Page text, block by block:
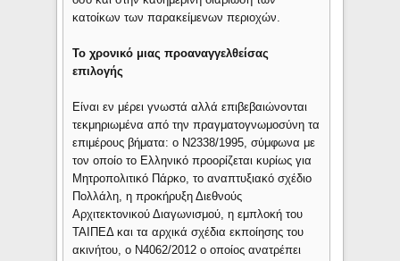
κατοίκων των παρακείμενων περιοχών.
Το χρονικό μιας προαναγγελθείσας
επιλογής
Είναι εν μέρει γνωστά αλλά επιβεβαιώνονται
τεκμηριωμένα από την πραγματογνωμοσύνη τα
επιμέρους βήματα: ο Ν2338/1995, σύμφωνα με
τον οποίο το Ελληνικό προορίζεται κυρίως για
Μητροπολιτικό Πάρκο, το αναπτυξιακό σχέδιο
Πολλάλη, η προκήρυξη Διεθνούς
Αρχιτεκτονικού Διαγωνισμού, η εμπλοκή του
ΤΑΙΠΕΔ και τα αρχικά σχέδια εκποίησης του
ακινήτου, ο Ν4062/2012 ο οποίος ανατρέπει